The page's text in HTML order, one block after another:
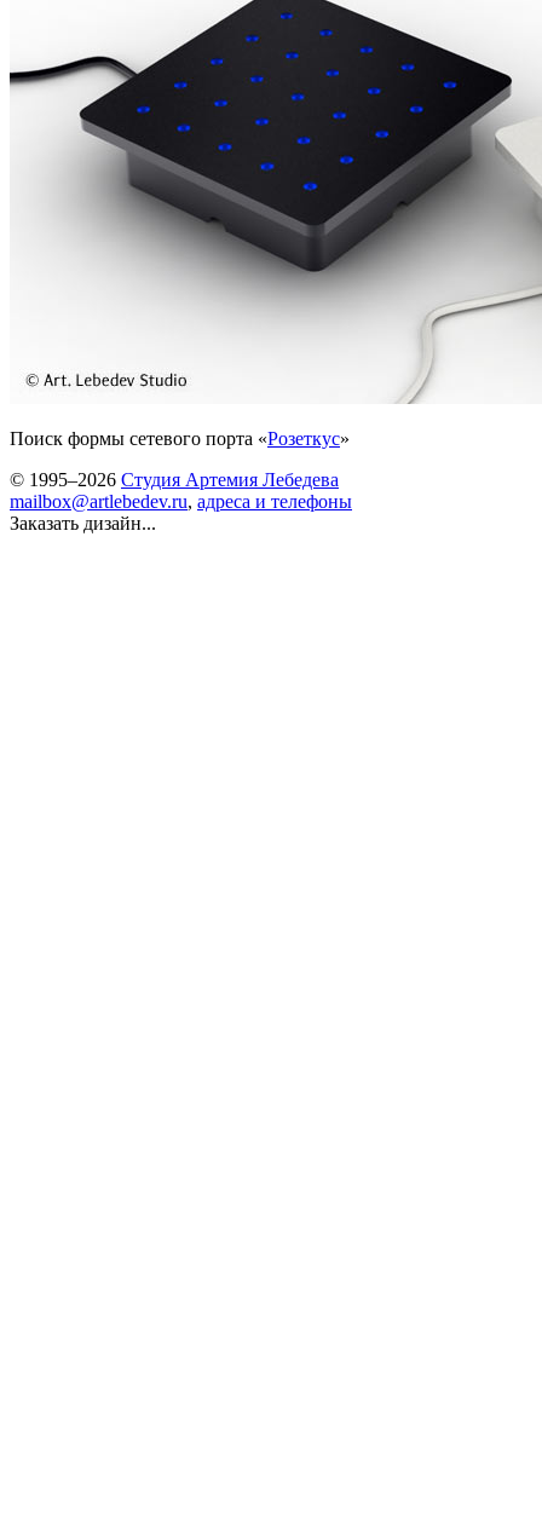
Поиск формы сетевого порта «Розеткус»
© 1995–2026 Студия Артемия Лебедева
mailbox@artlebedev.ru, адреса и телефоны
Заказать дизайн...